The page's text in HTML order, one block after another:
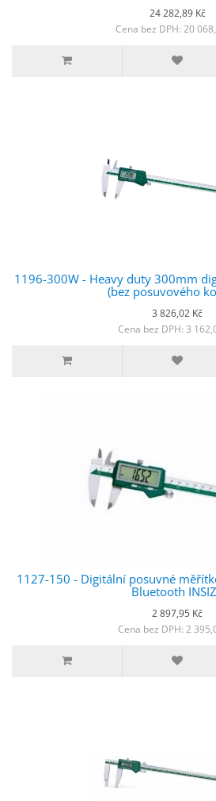
24 282,89 Kč
Cena bez DPH: 20
1196-300W - Heavy duty 300mm
(bez posuvového
3 826,02 Kč
Cena bez DPH: 3
1127-150 - Digitální posuvné
Bluetooth
2 897,95 Kč
Cena bez DPH: 2